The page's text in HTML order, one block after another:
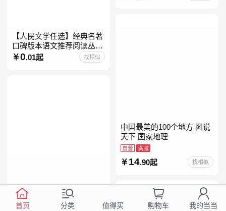
【人民文学任选】经典名著
口碑版本语文推荐阅读丛书
人民文学出版社呼兰河传乡
土中国海底两万里钢铁是怎
0.01起 找相似
中国最美的100个地方 图说
天下 国家地理
自营 满减
14.90起 找相似
计算 写透计算的博与精、古
与今、奥与美、艰与趣
自营
首页 分类 值得买 购物车 我的当当